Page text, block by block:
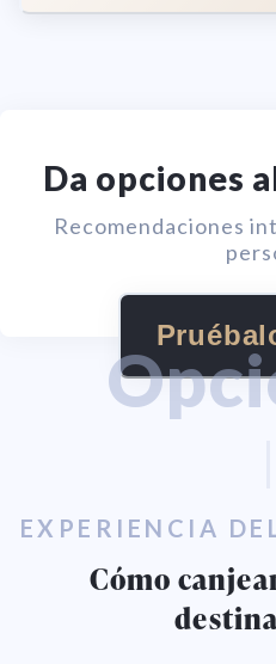
Da opciones
Recomendaciones
EXPERIENCIA
Cómo